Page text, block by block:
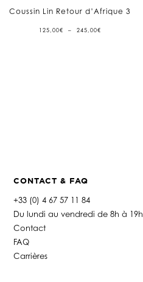
Coussin Lin Retour d’Afrique 3
125,00€ – 245,00€PLAGE
DE
CONTACT & FAQ
+33 (0) 4 67 57 11 84
Du lundi au vendredi de 8h à 19h
Contact
FAQ
Carrières